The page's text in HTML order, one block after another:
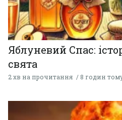
Яблуневий Спас:
свята
2 хв на прочитання 8 годин